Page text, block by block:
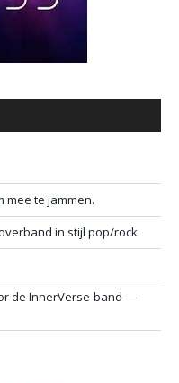
mee te jammen.
in stijl pop/rock
de InnerVerse-band —